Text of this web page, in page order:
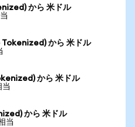
から 米ドル
から 米ドル
から 米ドル
から 米ドル
当